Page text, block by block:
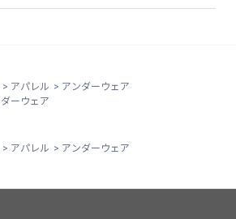
> アパレル > アンダーウェア
ーウェア
> アパレル > アンダーウェア